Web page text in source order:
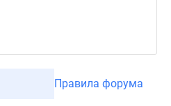
Правила форума